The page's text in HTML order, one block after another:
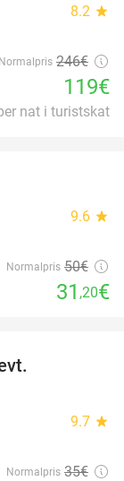
8.2 star
Normalpris 246€
119€
nat i turistskat
9.6 star
Normalpris 50€
31 ,20€
9.7 star
Normalpris 35€